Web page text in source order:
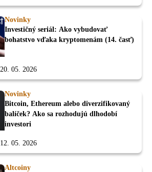
Novinky
Investičný seriál: Ako vybudovať
bohatstvo vďaka kryptomenám (14. časť)
20. 05. 2026
Novinky
Bitcoin, Ethereum alebo diverzifikovaný
balíček? Ako sa rozhodujú dlhodobí
investori
12. 05. 2026
Altcoiny